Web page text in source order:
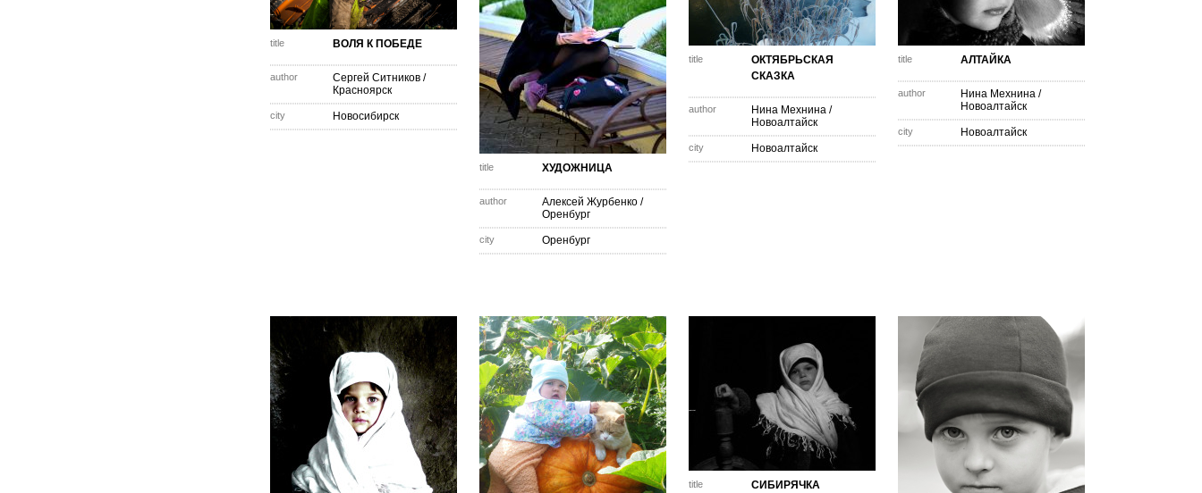
title ВОЛЯ К ПОБЕДЕ
author Сергей Ситников /
Красноярск
city Новосибирск
title ХУДОЖНИЦА
author Алексей Журбенко /
Оренбург
city Оренбург
title
ОКТЯБРЬСКАЯ
СКАЗКА
author Нина Мехнина /
Новоалтайск
city Новоалтайск
title АЛТАЙКА
author Нина Мехнина /
Новоалтайск
city Новоалтайск
title СИБИРЯЧКА